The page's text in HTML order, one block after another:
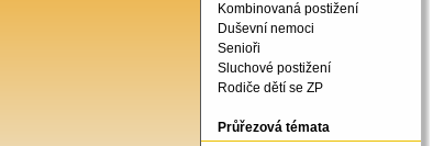
Kombinovaná postižení
Duševní nemoci
Senioři
Sluchové postižení
Rodiče dětí se ZP
Průřezová témata